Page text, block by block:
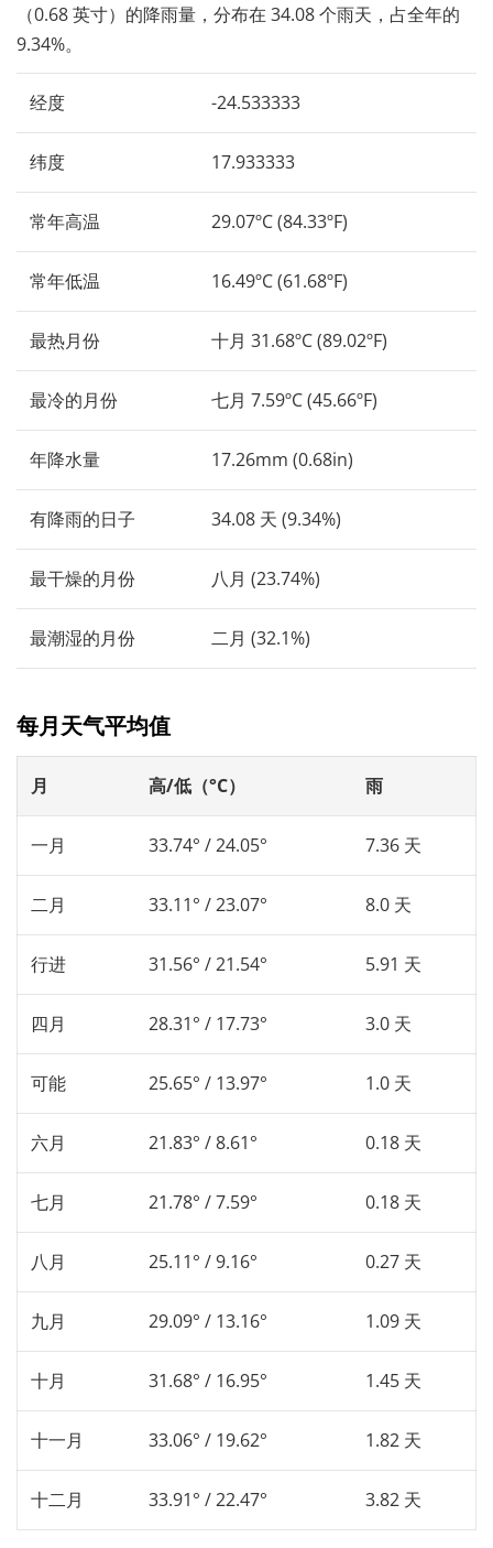
（0.68 英寸）的降雨量，分布在 34.08 个雨天，占全年的
9.34%。
经度 -24.533333
纬度 17.933333
常年高温 29.07ºC (84.33ºF)
常年低温 16.49ºC (61.68ºF)
最热月份 十月 31.68ºC (89.02ºF)
最冷的月份 七月 7.59ºC (45.66ºF)
年降水量 17.26mm (0.68in)
有降雨的日子 34.08 天 (9.34%)
最干燥的月份 八月 (23.74%)
最潮湿的月份 二月 (32.1%)
每月天气平均值
月 高/低（°C） 雨
一月 33.74° / 24.05° 7.36 天
二月 33.11° / 23.07° 8.0 天
行进 31.56° / 21.54° 5.91 天
四月 28.31° / 17.73° 3.0 天
可能 25.65° / 13.97° 1.0 天
六月 21.83° / 8.61° 0.18 天
七月 21.78° / 7.59° 0.18 天
八月 25.11° / 9.16° 0.27 天
九月 29.09° / 13.16° 1.09 天
十月 31.68° / 16.95° 1.45 天
十一月 33.06° / 19.62° 1.82 天
十二月 33.91° / 22.47° 3.82 天